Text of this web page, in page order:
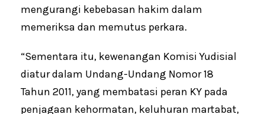
mengurangi kebebasan hakim dalam
memeriksa dan memutus perkara.
“Sementara itu, kewenangan Komisi Yudisial
diatur dalam Undang-Undang Nomor 18
Tahun 2011, yang membatasi peran KY pada
penjagaan kehormatan, keluhuran martabat,